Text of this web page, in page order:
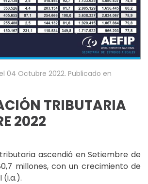
04 Octubre 2022. Publicado en
TRIBUTARIA
2022
ascendió en Setiembre de
millones, con un crecimiento de
(i.a.).